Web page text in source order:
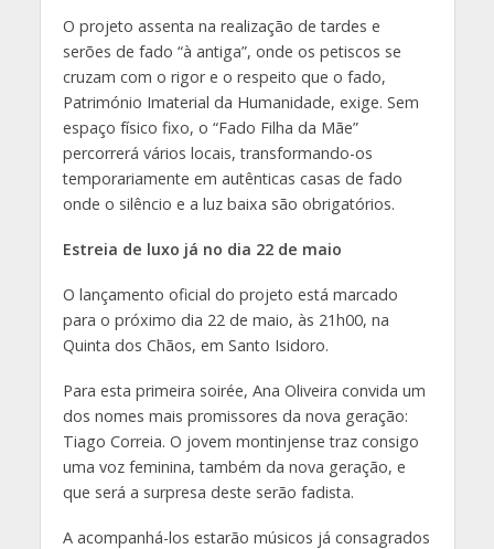
O projeto assenta na realização de tardes e
serões de fado “à antiga”, onde os petiscos se
cruzam com o rigor e o respeito que o fado,
Património Imaterial da Humanidade, exige. Sem
espaço físico fixo, o “Fado Filha da Mãe”
percorrerá vários locais, transformando-os
temporariamente em autênticas casas de fado
onde o silêncio e a luz baixa são obrigatórios.
Estreia de luxo já no dia 22 de maio
O lançamento oficial do projeto está marcado
para o próximo dia 22 de maio, às 21h00, na
Quinta dos Chãos, em Santo Isidoro.
Para esta primeira soirée, Ana Oliveira convida um
dos nomes mais promissores da nova geração:
Tiago Correia. O jovem montinjense traz consigo
uma voz feminina, também da nova geração, e
que será a surpresa deste serão fadista.
A acompanhá-los estarão músicos já consagrados